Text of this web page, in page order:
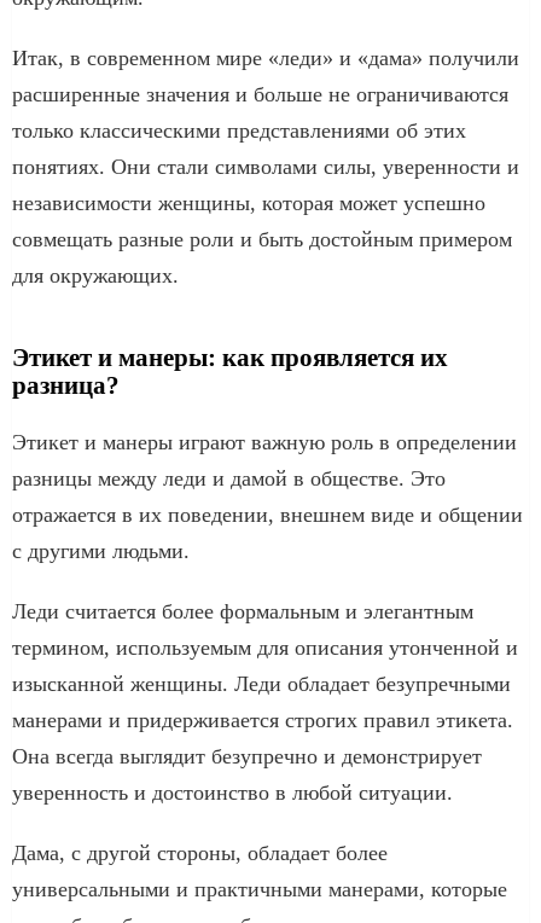
Итак, в современном мире «леди» и «дама» получили
расширенные значения и больше не ограничиваются
только классическими представлениями об этих
понятиях. Они стали символами силы, уверенности и
независимости женщины, которая может успешно
совмещать разные роли и быть достойным примером
для окружающих.
Этикет и манеры: как проявляется их
разница?
Этикет и манеры играют важную роль в определении
разницы между леди и дамой в обществе. Это
отражается в их поведении, внешнем виде и общении
с другими людьми.
Леди считается более формальным и элегантным
термином, используемым для описания утонченной и
изысканной женщины. Леди обладает безупречными
манерами и придерживается строгих правил этикета.
Она всегда выглядит безупречно и демонстрирует
уверенность и достоинство в любой ситуации.
Дама, с другой стороны, обладает более
универсальными и практичными манерами, которые